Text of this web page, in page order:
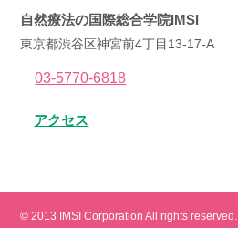
自然療法の国際総合学院IMSI
東京都渋谷区神宮前4丁目13-17-A
03-5770-6818
アクセス
© 2013 IMSI Corporation All rights reserved.